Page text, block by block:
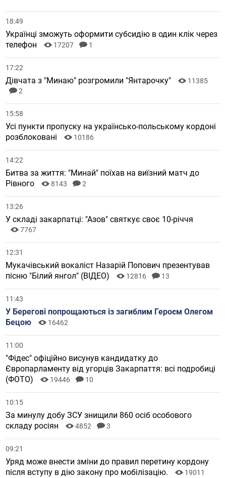
18:49
Українці зможуть оформити субсидію в один клік через
телефон
17207 1
17:22
Дівчата з "Минаю" розгромили "Янтарочку"
11385
2
15:58
Усі пункти пропуску на українсько-польському кордоні
розблоковані
10186
14:22
Битва за життя: "Минай" поїхав на виїзний матч до
Рівного
8143 2
13:26
У складі закарпатці: "Азов" святкує своє 10-річчя
7767
12:31
Мукачівський вокаліст Назарій Попович презентував
пісню "Білий янгол" (ВІДЕО)
12816 13
11:43
У Берегові попрощаються із загиблим Героєм Олегом
Бецою
16462
11:00
"Фідес" офіційно висунув кандидатку до
Європарламенту від угорців Закарпаття: всі подробиці
(ФОТО)
19446 10
10:15
За минулу добу ЗСУ знищили 860 осіб особового
складу росіян
4852 3
09:21
Уряд може внести зміни до правил перетину кордону
після вступу в дію закону про мобілізацію.
19011